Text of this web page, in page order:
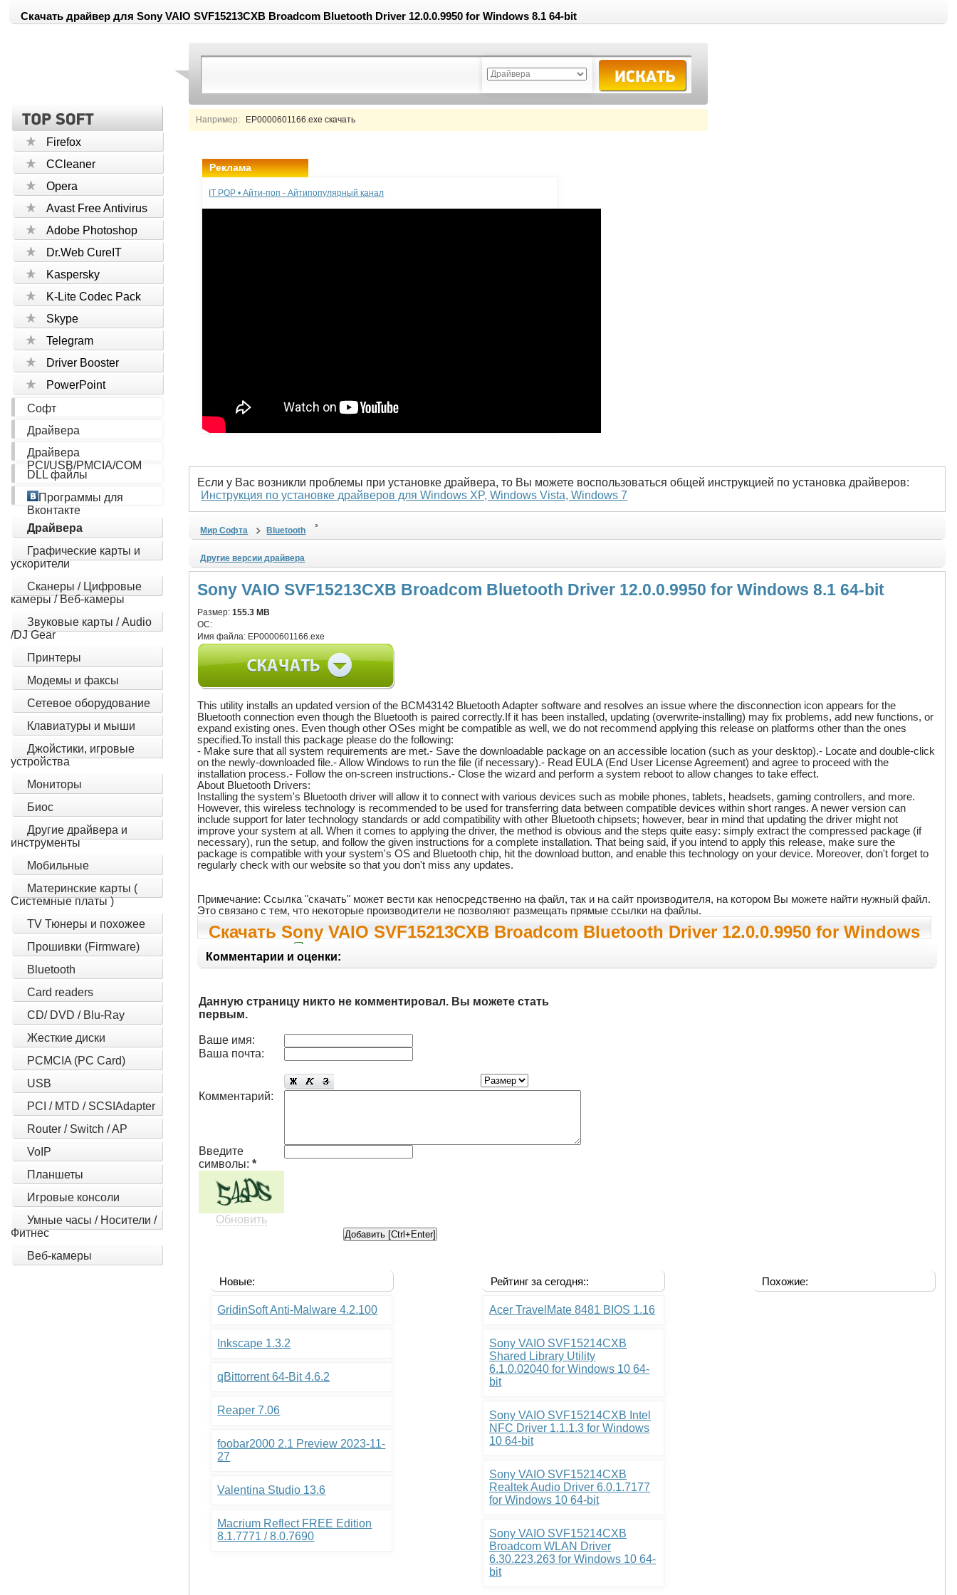
Скачать драйвер для Sony VAIO SVF15213CXB Broadcom Bluetooth Driver 12.0.0.9950 for Windows 8.1 64-bit
Например: EP0000601166.exe скачать
Firefox
CCleaner
Opera
Avast Free Antivirus
Adobe Photoshop
Dr.Web CureIT
Kaspersky
K-Lite Codec Pack
Skype
Telegram
Driver Booster
PowerPoint
Софт
Драйвера
Драйвера
PCI/USB/PMCIA/COM
DLL файлы
Программы для
Вконтакте
Драйвера
Графические карты и
ускорители
Сканеры / Цифровые
камеры / Веб-камеры
Звуковые карты / Audio
/DJ Gear
Принтеры
Модемы и факсы
Сетевое оборудование
Клавиатуры и мыши
Джойстики, игровые
устройства
Мониторы
Биос
Другие драйвера и
инструменты
Мобильные
Материнские карты (
Системные платы )
TV Тюнеры и похожее
Прошивки (Firmware)
Bluetooth
Card readers
CD/ DVD / Blu-Ray
Жесткие диски
PCMCIA (PC Card)
USB
PCI / MTD / SCSIAdapter
Router / Switch / AP
VoIP
Планшеты
Игровые консоли
Умные часы / Носители /
Фитнес
Веб-камеры
Реклама
IT POP • Айти-поп - Айтипопулярный канал
Если у Вас возникли проблемы при установке драйвера, то Вы можете воспользоваться общей инструкцией по установка драйверов:
Инструкция по установке драйверов для Windows XP, Windows Vista, Windows 7
Мир Софта Bluetooth
Другие версии драйвера
Sony VAIO SVF15213CXB Broadcom Bluetooth Driver 12.0.0.9950 for Windows 8.1 64-bit
Размер:155.3 MB
ОС:
Имя файла: EP0000601166.exe
This utility installs an updated version of the BCM43142 Bluetooth Adapter software and resolves an issue where the disconnection icon appears for the
Bluetooth connection even though the Bluetooth is paired correctly.If it has been installed, updating (overwrite-installing) may fix problems, add new functions, or
expand existing ones. Even though other OSes might be compatible as well, we do not recommend applying this release on platforms other than the ones
specified.To install this package please do the following:
- Make sure that all system requirements are met.- Save the downloadable package on an accessible location (such as your desktop).- Locate and double-click
on the newly-downloaded file.- Allow Windows to run the file (if necessary).- Read EULA (End User License Agreement) and agree to proceed with the
installation process.- Follow the on-screen instructions.- Close the wizard and perform a system reboot to allow changes to take effect.
About Bluetooth Drivers:
Installing the system's Bluetooth driver will allow it to connect with various devices such as mobile phones, tablets, headsets, gaming controllers, and more.
However, this wireless technology is recommended to be used for transferring data between compatible devices within short ranges. A newer version can
include support for later technology standards or add compatibility with other Bluetooth chipsets; however, bear in mind that updating the driver might not
improve your system at all. When it comes to applying the driver, the method is obvious and the steps quite easy: simply extract the compressed package (if
necessary), run the setup, and follow the given instructions for a complete installation. That being said, if you intend to apply this release, make sure the
package is compatible with your system's OS and Bluetooth chip, hit the download button, and enable this technology on your device. Moreover, don't forget to
regularly check with our website so that you don't miss any updates.
Примечание: Ссылка "скачать" может вести как непосредственно на файл, так и на сайт производителя, на котором Вы можете найти нужный файл.
Это связано с тем, что некоторые производители не позволяют размещать прямые ссылки на файлы.
Скачать Sony VAIO SVF15213CXB Broadcom Bluetooth Driver 12.0.0.9950 for Windows
8.1 64-bit
Комментарии и оценки:
Данную страницу никто не комментировал. Вы можете стать
первым.
Ваше имя:
Ваша почта:
Комментарий:
Введите
символы:*
Обновить
Новые:
GridinSoft Anti-Malware 4.2.100
Inkscape 1.3.2
qBittorrent 64-Bit 4.6.2
Reaper 7.06
foobar2000 2.1 Preview 2023-11-
27
Valentina Studio 13.6
Macrium Reflect FREE Edition
8.1.7771 / 8.0.7690
Рейтинг за сегодня::
Acer TravelMate 8481 BIOS 1.16
Sony VAIO SVF15214CXB
Shared Library Utility
6.1.0.02040 for Windows 10 64-
bit
Sony VAIO SVF15214CXB Intel
NFC Driver 1.1.1.3 for Windows
10 64-bit
Sony VAIO SVF15214CXB
Realtek Audio Driver 6.0.1.7177
for Windows 10 64-bit
Sony VAIO SVF15214CXB
Broadcom WLAN Driver
6.30.223.263 for Windows 10 64-
bit
Похожие: